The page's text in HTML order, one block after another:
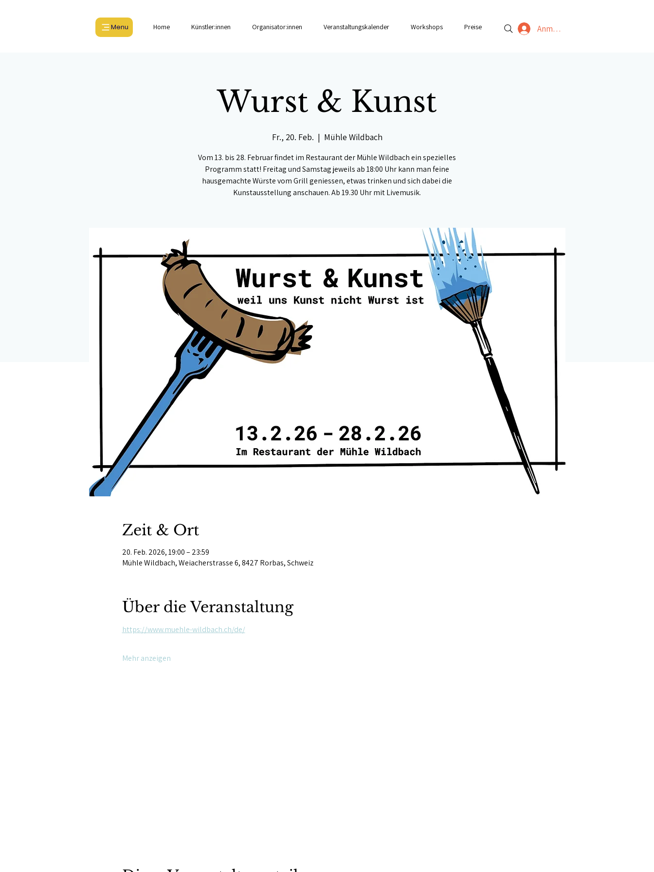
Menu Home Künstler:innen Organisator:innen Veranstaltungskalender Workshops Preise Anmelden
Wurst & Kunst
Fr., 20. Feb.
  |
Mühle Wildbach
Vom 13. bis 28. Februar findet im Restaurant der Mühle Wildbach ein spezielles
Programm statt! Freitag und Samstag jeweils ab 18:00 Uhr kann man feine
hausgemachte Würste vom Grill geniessen, etwas trinken und sich dabei die
Kunstausstellung anschauen. Ab 19.30 Uhr mit Livemusik.
Zeit & Ort
20. Feb. 2026, 19:00 – 23:59
Mühle Wildbach, Weiacherstrasse 6, 8427 Rorbas, Schweiz
Über die Veranstaltung
https://www.muehle-wildbach.ch/de/
Mehr anzeigen